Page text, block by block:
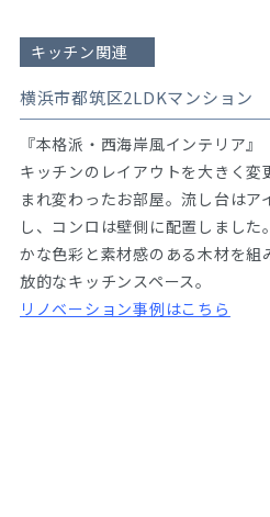
キッチン関連
横浜市都筑区2LDKマンション
『本格派・西海岸風インテリア』
キッチンのレイアウトを大きく
まれ変わったお部屋。流し台はア
し、コンロは壁側に配置しまし
かな色彩と素材感のある木材を組
放的なキッチンスペース。
リノベーション事例はこちら